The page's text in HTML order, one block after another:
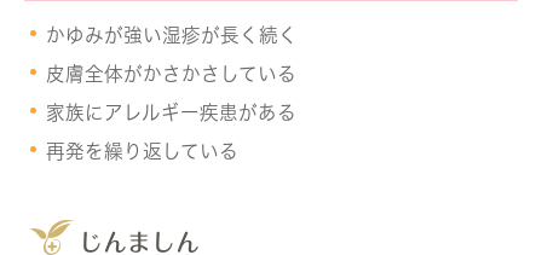
かゆみが強い湿疹が長く続く
皮膚全体がかさかさしている
家族にアレルギー疾患がある
再発を繰り返している
じんましん